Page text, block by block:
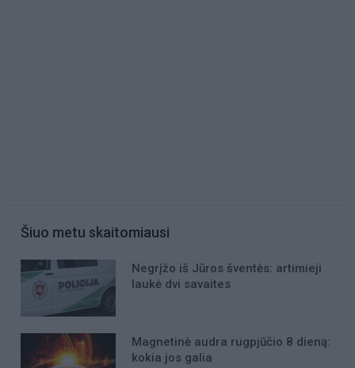
Šiuo metu skaitomiausi
Negrįžo iš Jūros šventės: artimieji
laukė dvi savaites
Magnetinė audra rugpjūčio 8 dieną:
kokia jos galia